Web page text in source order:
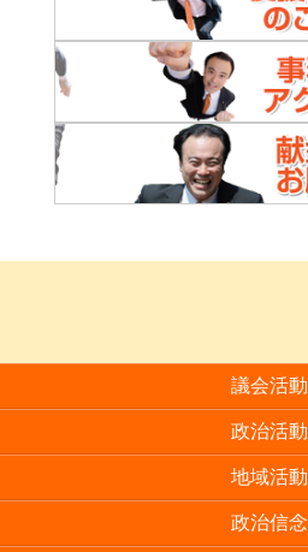
議会活動
政治活動
地域活動
政治信念